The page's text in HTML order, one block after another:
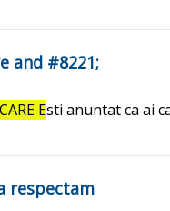
and #8221;
CARE Esti anuntat ca ai
respectam